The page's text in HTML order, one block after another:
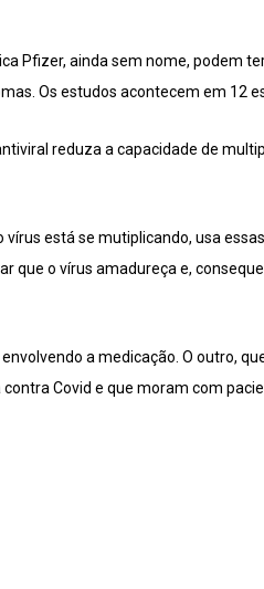
Pfizer, ainda sem nome, podem
Os estudos acontecem em 12
reduza a capacidade de
vírus está se mutiplicando, usa
que o vírus amadureça e,
a medicação. O outro,
Covid e que moram com